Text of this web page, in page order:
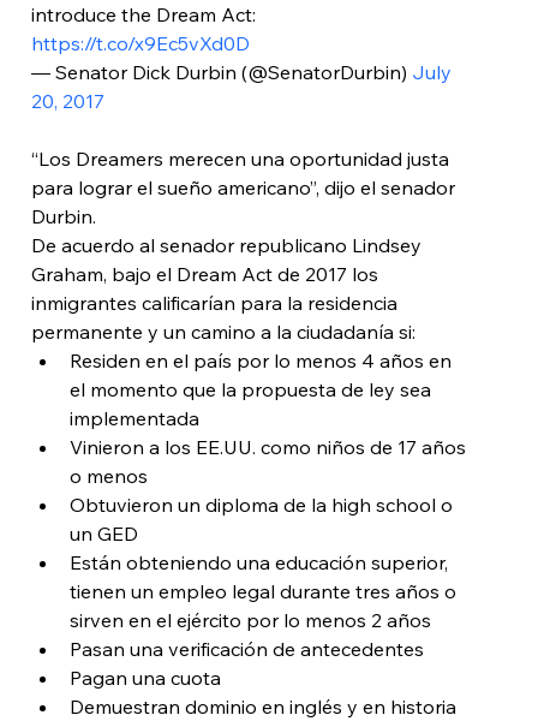
introduce the Dream Act:
https://t.co/x9Ec5vXd0D
— Senator Dick Durbin (@SenatorDurbin) July
20, 2017
“Los Dreamers merecen una oportunidad justa
para lograr el sueño americano”, dijo el senador
Durbin.
De acuerdo al senador republicano Lindsey
Graham, bajo el Dream Act de 2017 los
inmigrantes calificarían para la residencia
permanente y un camino a la ciudadanía si:
Residen en el país por lo menos 4 años en
el momento que la propuesta de ley sea
implementada
Vinieron a los EE.UU. como niños de 17 años
o menos
Obtuvieron un diploma de la high school o
un GED
Están obteniendo una educación superior,
tienen un empleo legal durante tres años o
sirven en el ejército por lo menos 2 años
Pasan una verificación de antecedentes
Pagan una cuota
Demuestran dominio en inglés y en historia